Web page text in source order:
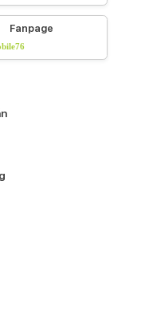
VisionCông nghệ
2 lần sáng màn
Fanpage